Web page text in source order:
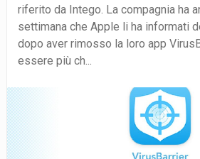
riferito da Intego. La compagnia ha
settimana che Apple li ha informati
dopo aver rimosso la loro app
essere più ch...